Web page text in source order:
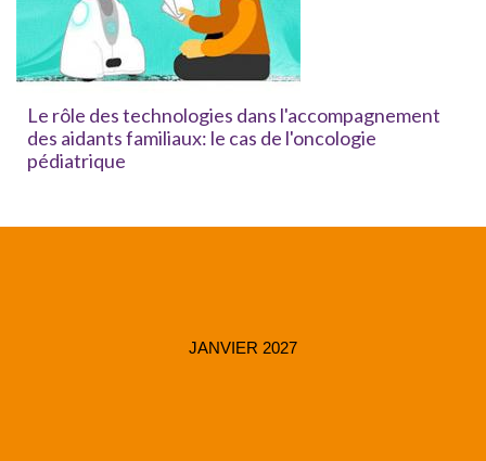
Le rôle des technologies dans l'accompagnement
des aidants familiaux: le cas de l'oncologie
pédiatrique
JANVIER 2027